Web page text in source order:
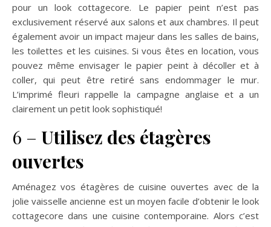
pour un look cottagecore. Le papier peint n’est pas
exclusivement réservé aux salons et aux chambres. Il peut
également avoir un impact majeur dans les salles de bains,
les toilettes et les cuisines. Si vous êtes en location, vous
pouvez même envisager le papier peint à décoller et à
coller, qui peut être retiré sans endommager le mur.
L’imprimé fleuri rappelle la campagne anglaise et a un
clairement un petit look sophistiqué!
6 – Utilisez des étagères
ouvertes
Aménagez vos étagères de cuisine ouvertes avec de la
jolie vaisselle ancienne est un moyen facile d’obtenir le look
cottagecore dans une cuisine contemporaine. Alors c’est